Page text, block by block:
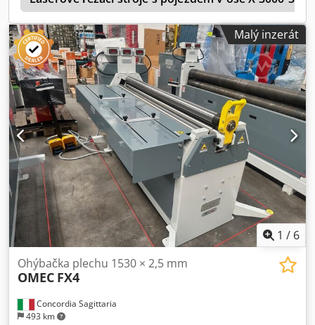
Malý inzerát
1 / 6
Concordia Sagittaria
493 km
Ohýbačka plechu 1530 × 2,5 mm
OMEC FX4